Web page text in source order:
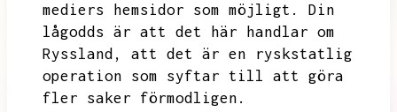
mediers hemsidor som möjligt.
Din
lågodds är att det här handlar om
Ryssland,
att det är en ryskstatlig
operation som syftar till att göra
fler saker förmodligen.